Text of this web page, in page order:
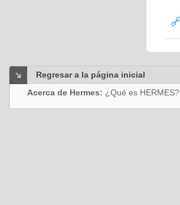
Regresar a la página inicial
Acerca de Hermes: ¿Qué es HERMES?